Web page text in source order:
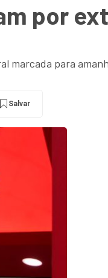
por
marcada para
Salvar